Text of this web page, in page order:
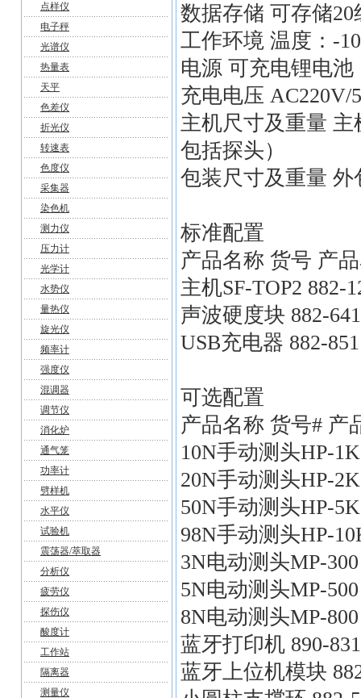
点样仪
电子秤
光谱仪
热量表
天平
色差仪
折光仪
转速表
色度仪
采集器
染色机
测力仪
压力计
光学计
水势仪
量热仪
旋光仪
频率计
强度仪
混调器
调节仪
消化炉
通气笼
功率计
劈样机
水平仪
试验机
震荡器/萃取器
分析仪
疲劳仪
探伤仪
酸度计
工作站
隔离器
测量仪
数据存储 可存储
工作环境 温度：-
电源 可充电锂电池
充电电压 AC220V/
主机尺寸及重量 主
包括探头）
包装尺寸及重量 外
标准配置
产品名称 货号 产
主机SF-TOP2 882-
声波硬度块 882-
USB充电器 882-
可选配置
产品名称 货号# 产
10N手动测头HP-
20N手动测头HP-
50N手动测头HP-
98N手动测头HP-
3N电动测头MP-
5N电动测头MP-
8N电动测头MP-
蓝牙打印机 890-
蓝牙上位机模块